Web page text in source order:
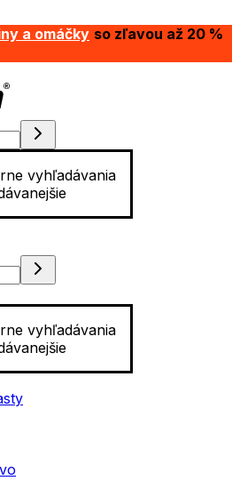
a omáčky so zľavou až 20 %
vyhľadávania
vyhľadávania